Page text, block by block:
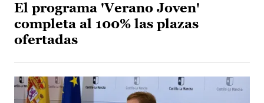
El programa 'Verano Joven'
completa al 100% las plazas
ofertadas